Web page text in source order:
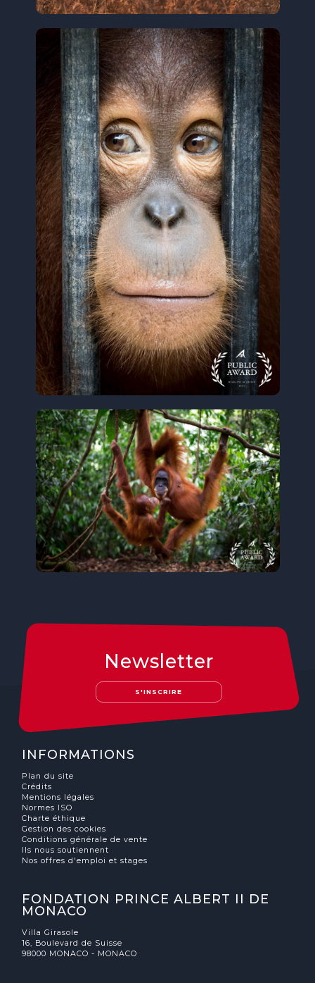
Newsletter
S'INSCRIRE
INFORMATIONS
Plan du site
Crédits
Mentions légales
Normes ISO
Charte éthique
Gestion des cookies
Conditions générale de vente
Ils nous soutiennent
Nos offres d'emploi et stages
FONDATION PRINCE ALBERT II DE
MONACO
Villa Girasole
16, Boulevard de Suisse
98000 MONACO - MONACO